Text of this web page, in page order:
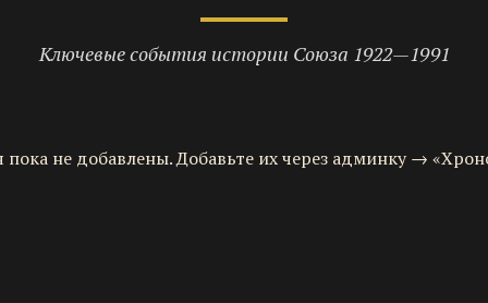
Ключевые события истории Союза 1922—1991
пока не добавлены. Добавьте их через админку →